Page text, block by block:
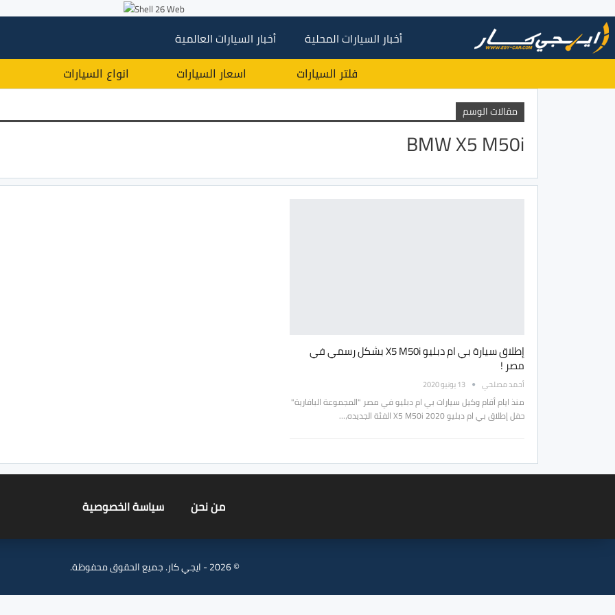
أخبار السيارات المحلية أخبار السيارات العالمية
فلتر السيارات اسعار السيارات انواع السيارات
مقالات الوسم
BMW X5 M50i
إطلاق سيارة بي ام دبليو X5 M50i بشكل رسمي في
مصر !
أحمد مصلحي 13 يونيو 2020
منذ ايام أقام وكيل سيارات بي ام دبليو في مصر "المجموعة البافارية"
حفل إطلاق بي ام دبليو X5 M50i 2020 الفئة الجديده،…
من نحن سياسة الخصوصية
© 2026 - ايجي كار. جميع الحقوق محفوظة.